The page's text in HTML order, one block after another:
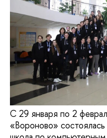
С 29 января по 2
«Вороново»